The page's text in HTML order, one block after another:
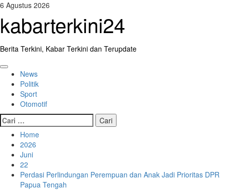
Skip
content
6 Agustus 2026
kabarterkini24
Berita Terkini, Kabar Terkini dan Terupdate
Primary
Menu
News
Politik
Sport
Otomotif
Cari
untuk:
Home
2026
Juni
22
Perdasi Perlindungan Perempuan dan Anak Jadi Prioritas DPR
Papua Tengah